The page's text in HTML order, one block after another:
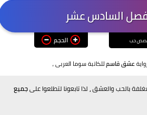
السادس عشر
حب الحجم
عشق قاسمللكاتبةسوما العربى،
بالحب والعشق،لذا تابعونا لتطلعوا علىجميع